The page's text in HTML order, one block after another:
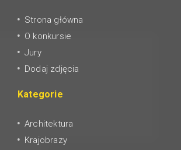
Strona główna
O konkursie
Jury
Dodaj zdjęcia
Kategorie
Architektura
Krajobrazy